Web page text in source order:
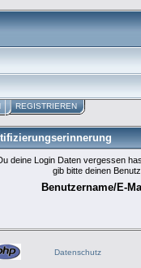
REGISTRIEREN
deine Login Daten vergessen
gib bitte deinen
Benutzername/E-
Datenschutz